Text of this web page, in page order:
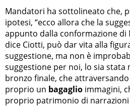
Mandatori ha sottolineato che,
ipotesi, “ecco allora che la
appunto dalla conformazione di
dice Ciotti, può dar vita alla
suggestione, ma non è
suggestione per noi, lo sia stata
bronzo finale, che
proprio un bagaglio immagini,
proprio patrimonio di narrazioni